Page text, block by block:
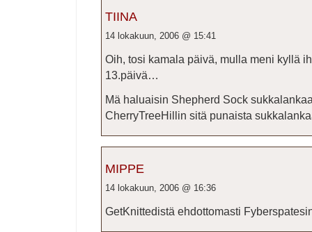
TIINA
14 lokakuun, 2006 @ 15:41
Oih, tosi kamala päivä, mulla meni kyllä
13.päivä…
Mä haluaisin Shepherd Sock
CherryTreeHillin sitä punaista
MIPPE
14 lokakuun, 2006 @ 16:36
GetKnittedistä ehdottomasti